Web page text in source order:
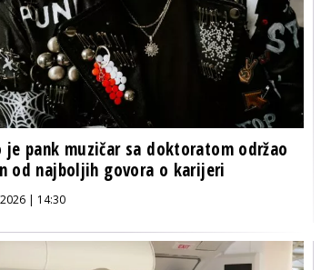
je pank muzičar sa doktoratom održao
od najboljih govora o karijeri
| 14:30